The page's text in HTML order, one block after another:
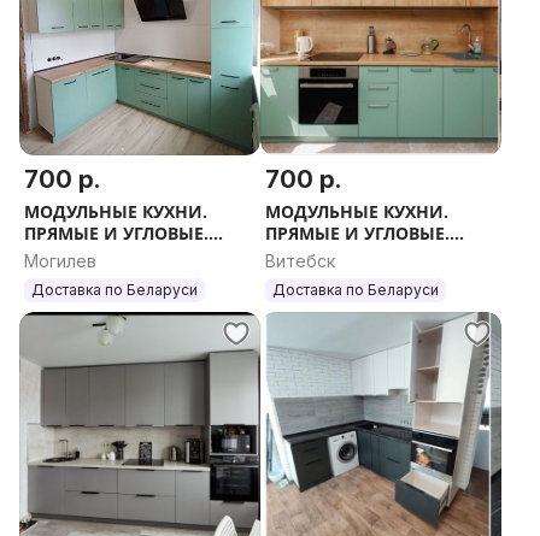
700 р.
МОДУЛЬНЫЕ КУХНИ.
ПРЯМЫЕ И УГЛОВЫЕ.
ЛЮБОЙ РАЗМЕР.
Могилев
Доставка по Беларуси
700 р.
МОДУЛЬНЫЕ КУХНИ.
ПРЯМЫЕ И УГЛОВЫЕ.
ЛЮБОЙ РАЗМЕР.
Витебск
Доставка по Беларуси